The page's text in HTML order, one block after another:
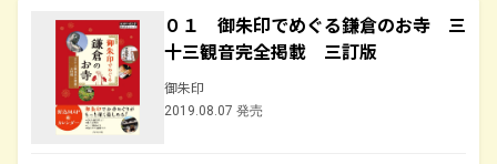
０１ 御朱印でめぐる鎌倉のお寺 三
十三観音完全掲載 三訂版
御朱印
2019.08.07 発売